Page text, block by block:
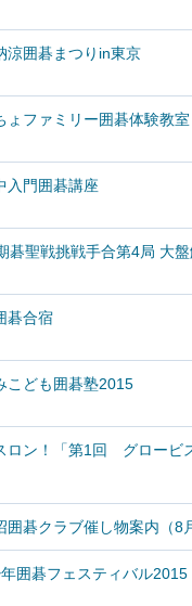
涼囲碁まつりin東京
ょファミリー囲碁体験教室
入門囲碁講座
碁聖戦挑戦手合第4局 大
碁合宿
こども囲碁塾2015
ロン！「第1回 グロービ
囲碁クラブ催し物案内（8
囲碁フェスティバル2015